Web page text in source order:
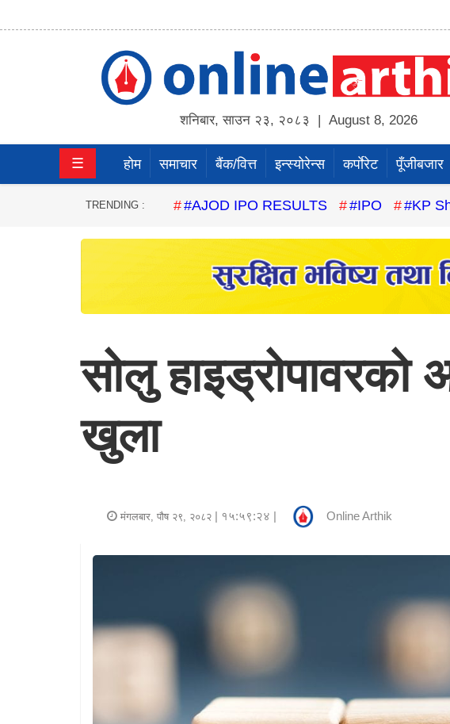
शनिबार,साउन २३, २०८३ | August 8, 2026
बैंक/
☰ होम समाचार बैंक/वित्त इन्स्योरेन्स कर्पाेरेट पूँजीबजार
TRENDING : #AJOD IPO RESULTS #IPO #KP
सोलु हाइड्रोपावरको
खुला
मंगलबार, पौष २९, २०८२ | १५:५९:२४ | Online Arthik